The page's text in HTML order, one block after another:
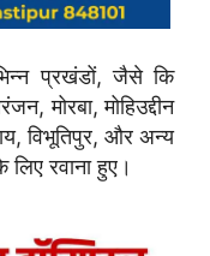
प्रखंडों, जैसे कि
मोरबा, मोहिउद्दीन
विभूतिपुर, और अन्य
रवाना हुए।